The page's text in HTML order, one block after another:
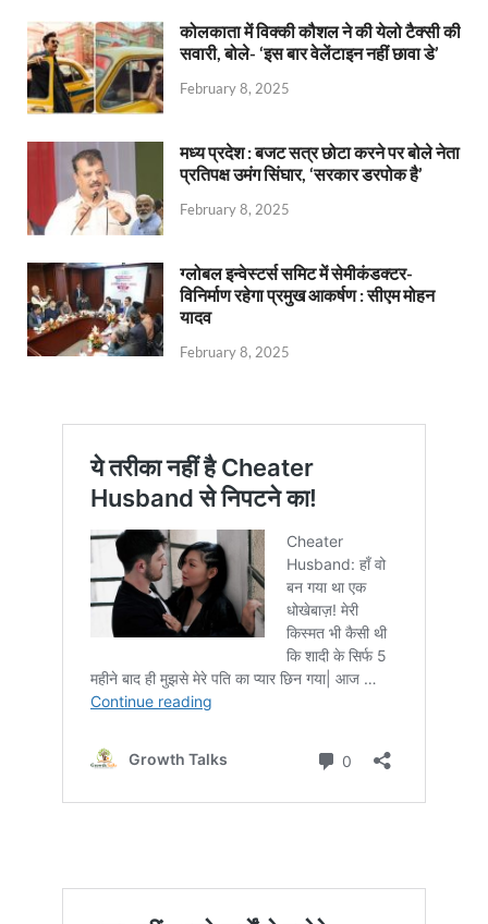
कोलकाता में विक्की कौशल ने की येलो टैक्सी की
सवारी, बोले- ‘इस बार वेलेंटाइन नहीं छावा डे’
February 8, 2025
मध्य प्रदेश : बजट सत्र छोटा करने पर बोले नेता
प्रतिपक्ष उमंग सिंघार, ‘सरकार डरपोक है’
February 8, 2025
ग्लोबल इन्वेस्टर्स समिट में सेमीकंडक्टर-
विनिर्माण रहेगा प्रमुख आकर्षण : सीएम मोहन
यादव
February 8, 2025